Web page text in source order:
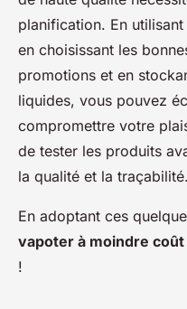
planification. En
en choisissant les
promotions et en
liquides, vous pouvez
compromettre votre
de tester les produits
la qualité et la traçabilité.
En adoptant ces
vapoter à moindre coût
!